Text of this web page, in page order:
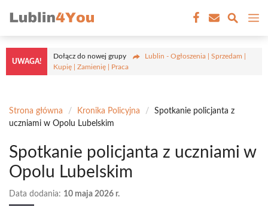
do
treści
UWAGA!
Dołącz do nowej grupy
Lublin - Ogłoszenia | Sprzedam |
Kupię | Zamienię | Praca
Strona główna / Kronika Policyjna /
Spotkanie policjanta z
uczniami w Opolu Lubelskim
Spotkanie policjanta z uczniami w
Opolu Lubelskim
Data dodania: 10 maja 2026 r.